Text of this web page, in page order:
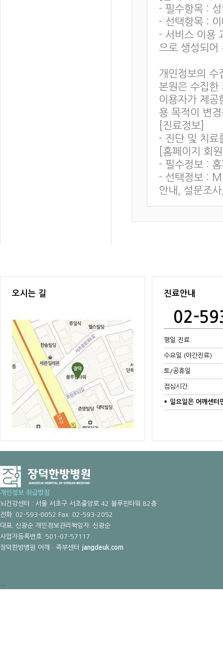
오시는 길 진료안내
02-
평일 진료
수요일 (야간진료)
토/공휴일
점심시간
* 일요일은 어깨센터
개인정보 취급방침
뇌건강센터 : 서울 서초구 서초중앙로 42 블루핀타워 B2층
전화: 02-593-0052 Fax: 02-593-2052
대표: 신광순 개인정보관리책임자: 신광순
사업자등록번호: 501-07-57117
장덕한방병원 어깨ㆍ족부센터 jangdeuk.com